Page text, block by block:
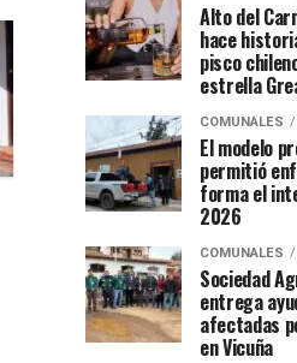
Alto del
hace
pisco
estrella
COMUNALES
El modelo
permitió
forma el
2026
COMUNALES
Sociedad
entrega
afectadas
en Vicuña